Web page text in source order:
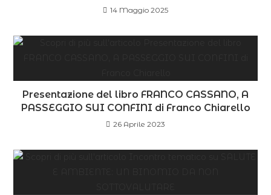
14 Maggio 2025
Presentazione del libro FRANCO CASSANO, A
PASSEGGIO SUI CONFINI di Franco Chiarello
26 Aprile 2023